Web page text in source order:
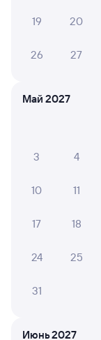
19 20
26 27
Май 2027
3 4
10 11
17 18
24 25
31
Июнь 2027